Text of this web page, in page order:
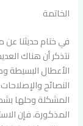
الخاتمة
نتذكر أن هناك
الأعطال البسيطة
النصائح
المشكلة وحلها
المذكورة، فإن